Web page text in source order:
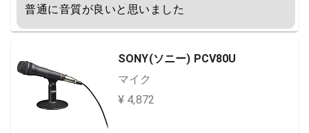
普通に音質が良いと思いました
SONY(ソニー) PCV80U
マイク
¥ 4,872